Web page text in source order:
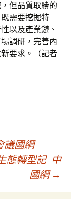
但品質取勝的
需要挖掘特
以及產業鏈、
調研，完善內
要求。（記者
議國網
態轉型記_中
國網 →